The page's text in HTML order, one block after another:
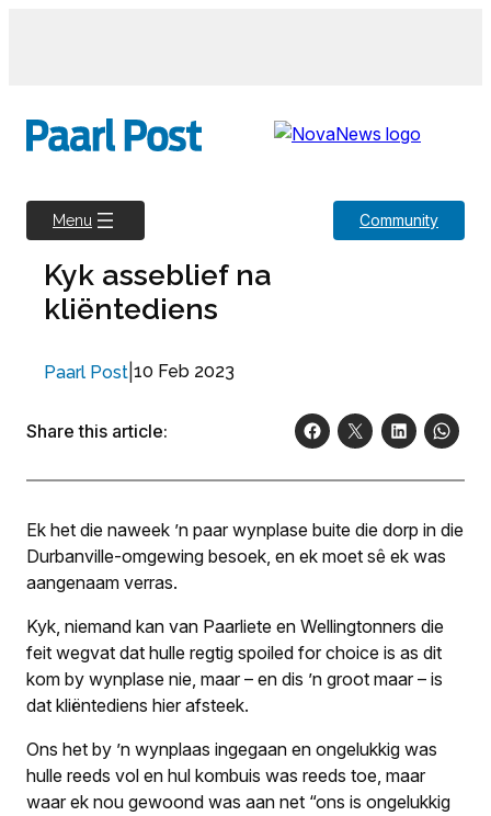
Menu Community
Kyk asseblief na
kliëntediens
Paarl Post 10 Feb 2023
Share this article:
Ek het die naweek ’n paar wynplase buite die dorp in die
Durbanville-omgewing besoek, en ek moet sê ek was
aangenaam verras.
Kyk, niemand kan van Paarliete en Wellingtonners die
feit wegvat dat hulle regtig spoiled for choice is as dit
kom by wynplase nie, maar – en dis ’n groot maar – is
dat kliëntediens hier afsteek.
Ons het by ’n wynplaas ingegaan en ongelukkig was
hulle reeds vol en hul kombuis was reeds toe, maar
waar ek nou gewoond was aan net “ons is ongelukkig